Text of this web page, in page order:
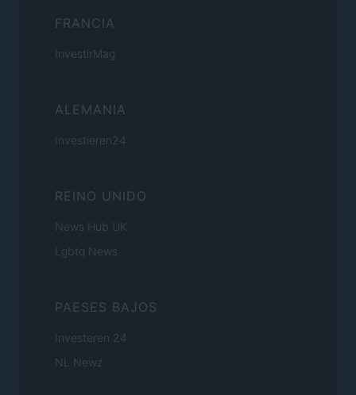
FRANCIA
InvestirMag
ALEMANIA
Investieren24
REINO UNIDO
News Hub UK
Lgbtq News
PAESES BAJOS
Investeren 24
NL Newz